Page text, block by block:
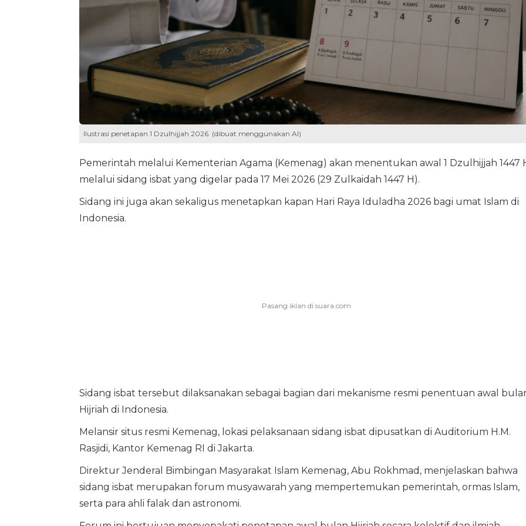
Ilustrasi penetapan 1 Dzulhijjah 2026. (dibuat menggunakan AI)
Pemerintah melalui Kementerian Agama (Kemenag) akan menentukan awal 1 Dzulhijjah 1447
melalui sidang isbat yang digelar pada 17 Mei 2026 (29 Zulkaidah 1447 H).
Sidang ini juga akan sekaligus menetapkan kapan Hari Raya Iduladha 2026 bagi umat Islam di
Indonesia.
Sidang isbat tersebut dilaksanakan sebagai bagian dari mekanisme resmi penentuan awal
Hijriah di Indonesia.
Melansir situs resmi Kemenag, lokasi pelaksanaan sidang isbat dipusatkan di Auditorium H.M.
Rasjidi, Kantor Kemenag RI di Jakarta.
Direktur Jenderal Bimbingan Masyarakat Islam Kemenag, Abu Rokhmad, menjelaskan bahwa
sidang isbat merupakan forum musyawarah yang mempertemukan pemerintah, ormas Islam,
serta para ahli falak dan astronomi.